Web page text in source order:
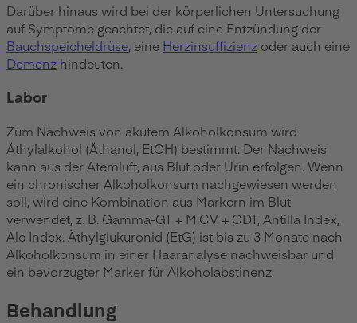
Darüber hinaus wird bei der körperlichen Untersuchung
auf Symptome geachtet, die auf eine Entzündung der
Bauchspeicheldrüse, eine Herzinsuffizienz oder auch eine
Demenz hindeuten.
Labor
Zum Nachweis von akutem Alkoholkonsum wird
Äthylalkohol (Äthanol, EtOH) bestimmt. Der Nachweis
kann aus der Atemluft, aus Blut oder Urin erfolgen. Wenn
ein chronischer Alkoholkonsum nachgewiesen werden
soll, wird eine Kombination aus Markern im Blut
verwendet, z. B. Gamma-GT + M.CV + CDT, Antilla Index,
Alc Index. Äthylglukuronid (EtG) ist bis zu 3 Monate nach
Alkoholkonsum in einer Haaranalyse nachweisbar und
ein bevorzugter Marker für Alkoholabstinenz.
Behandlung